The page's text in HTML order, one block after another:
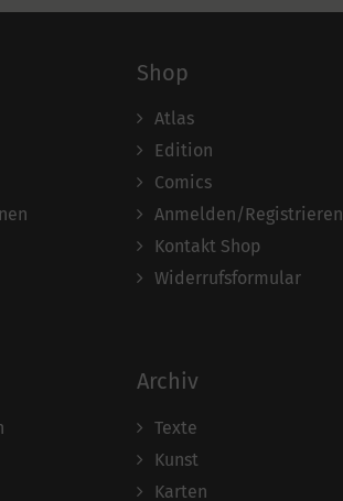
Shop
Atlas
Edition
Comics
Anmelden/Registrieren
Kontakt Shop
Widerrufsformular
Archiv
Texte
Kunst
Karten